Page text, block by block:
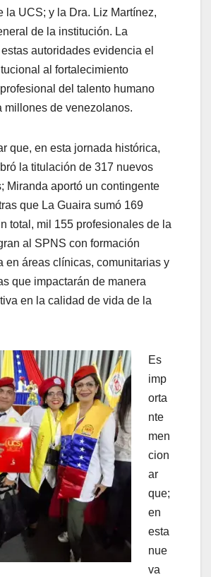
la UCS; y la Dra. Liz Martínez,
de la institución. La
autoridades evidencia el
al fortalecimiento
del talento humano
millones de venezolanos.
que, en esta jornada histórica,
la titulación de 317 nuevos
Miranda aportó un contingente
que La Guaira sumó 169
total, mil 155 profesionales de la
al SPNS con formación
en áreas clínicas, comunitarias y
que impactarán de manera
en la calidad de vida de la
Es
imp
orta
nte
men
cion
ar
que;
en
esta
nue
va